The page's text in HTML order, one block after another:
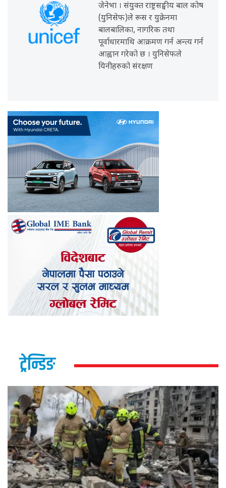
जेनेभा । संयुक्त राष्ट्रसङ्घीय बाल कोष
(युनिसेफ)ले रूस र युक्रेनमा
बालबालिका, नागरिक तथा
पूर्वाधारमाथि आक्रमण गर्न अन्त्य गर्न
आह्वान गरेको छ । युनिसेफले
यिनीहरुको संरक्षण
ट्रेन्डिङ